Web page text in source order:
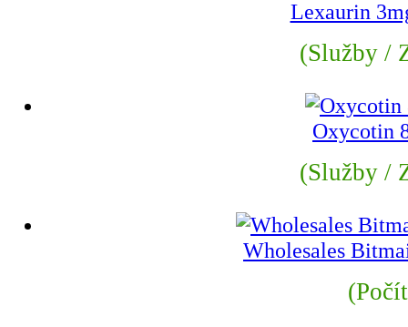
Lexaurin
(Služby /
Oxycotin
(Služby /
Wholesales